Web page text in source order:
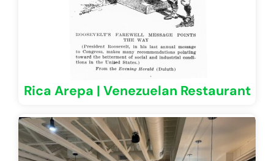
Rica Arepa | Venezuelan Restaurant